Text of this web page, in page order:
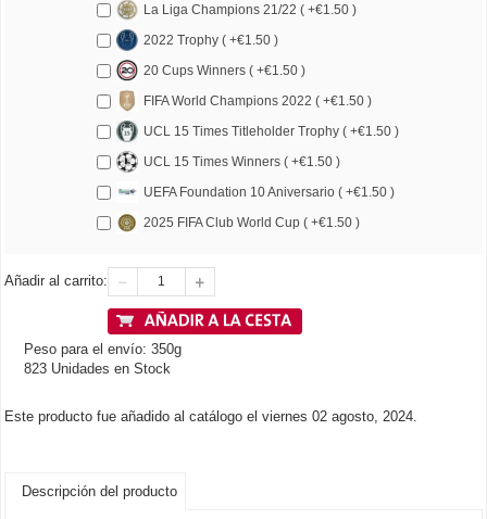
La Liga Champions 21/22 ( +€1.50 )
2022 Trophy ( +€1.50 )
20 Cups Winners ( +€1.50 )
FIFA World Champions 2022 ( +€1.50 )
UCL 15 Times Titleholder Trophy ( +€1.50 )
UCL 15 Times Winners ( +€1.50 )
UEFA Foundation 10 Aniversario ( +€1.50 )
2025 FIFA Club World Cup ( +€1.50 )
Añadir al carrito:
Peso para el envío: 350g
823 Unidades en Stock
Este producto fue añadido al catálogo el viernes 02 agosto, 2024.
Descripción del producto